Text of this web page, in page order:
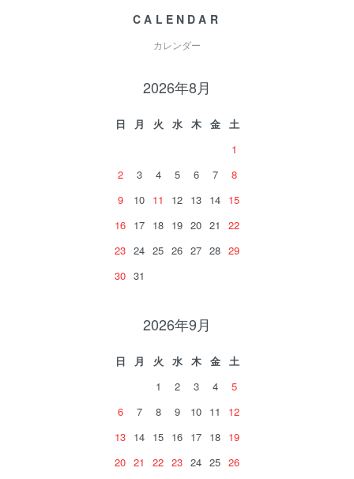
CALENDAR
カレンダー
2026年8月
日 月 火 水 木 金
土
1
2
3 4 5 6 7
8
9
10 11 12 13 14 15
16 17 18 19 20 21
22
23 24 25 26 27 28 29
30 31
2026年9月
日 月 火 水 木 金
土
1
2 3 4
5
6
7 8 9 10 11
12
13 14 15 16 17 18 19
20 21 22 23 24 25 26